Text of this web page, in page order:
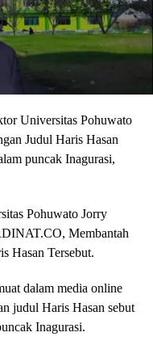
Universitas Pohuwato
Judul Haris Hasan
puncak Inagurasi,
Pohuwato Jorry
Membantah
Hasan Tersebut.
dalam media online
judul Haris Hasan sebut
Inagurasi.